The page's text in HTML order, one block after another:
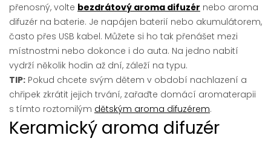
přenosný, volte bezdrátový aroma difuzér nebo aroma
difuzér na baterie. Je napájen baterií nebo akumulátorem,
často přes USB kabel. Můžete si ho tak přenášet mezi
místnostmi nebo dokonce i do auta. Na jedno nabití
vydrží několik hodin až dní, záleží na typu.
TIP: Pokud chcete svým dětem v období nachlazení a
chřipek zkrátit jejich trvání, zařaďte domácí aromaterapii
s tímto roztomilým dětským aroma difuzérem.
Keramický aroma difuzér